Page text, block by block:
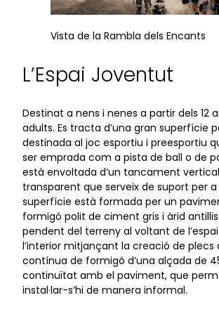
Vista de la Rambla dels Encants
L’Espai Joventut
Destinat a nens i nenes a partir dels 12
adults. Es tracta d’una gran superfície
destinada al joc esportiu i preesportiu
ser emprada com a pista de ball o de
està envoltada d’un tancament
transparent que serveix de suport per a
superfície està formada per un
formigó polit de ciment gris i àrid
pendent del terreny al voltant de
l’interior mitjançant la creació de plecs
contínua de formigó d’una alçada de
continuïtat amb el paviment, que
instal·lar-s’hi de manera informal.